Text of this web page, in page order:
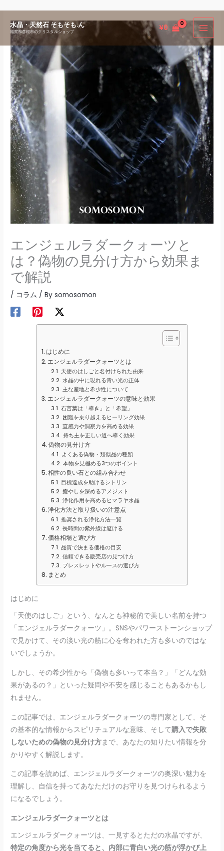
水晶・天然石 そもそも.ん
滋賀県彦根市のクリスタルショップ ¥0
エンジェルラダークォーツと
は？偽物の見分け方から効果ま
で解説
/ コラム / Bysomosomon
はじめに
エンジェルラダークォーツとは
天使のはしごと名付けられた由来
水晶の中に現れる青い光の正体
主な産地と希少性について
エンジェルラダークォーツの意味と効果
石言葉は「導き」と「希望」
困難を乗り越えるヒーリング効果
直感力や洞察力を高める効果
持ち主を正しい道へ導く効果
偽物の見分け方
よくある偽物・類似品の種類
本物を見極める3つのポイント
相性の良い石との組み合わせ
目標達成を助けるシトリン
癒やしを深めるアメジスト
浄化作用を高めるヒマラヤ水晶
浄化方法と取り扱いの注意点
推奨される浄化方法一覧
長時間の紫外線は避ける
価格相場と選び方
品質で決まる価格の目安
信頼できる販売店の見つけ方
ブレスレットやルースの選び方
まとめ
はじめに
「天使のはしご」という、なんとも神秘的で美しい名前を持つ
「エンジェルラダークォーツ」。SNSやパワーストーンショップ
で見かけて、その淡い光の筋に心を奪われた方も多いのではな
いでしょうか。
しかし、その希少性から「偽物も多いって本当？」「どんな効
果があるの？」といった疑問や不安を感じることもあるかもし
れません。
この記事では、エンジェルラダークォーツの専門家として、そ
の基本的な情報からスピリチュアルな意味、そして購入で失敗
しないための偽物の見分け方まで、あなたの知りたい情報を分
かりやすく解説します。
この記事を読めば、エンジェルラダークォーツの奥深い魅力を
理解し、自信を持ってあなただけのお守りを見つけられるよう
になるでしょう。
エンジェルラダークォーツとは
エンジェルラダークォーツは、一見するとただの水晶ですが、
特定の角度から光を当てると、内部に青白い光の筋が浮かび上